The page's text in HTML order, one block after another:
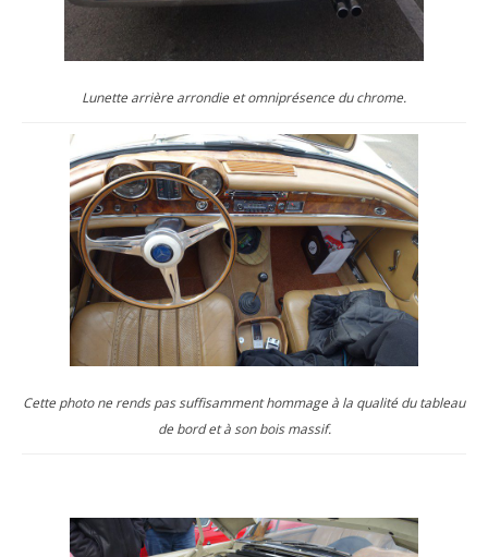
Lunette arrière arrondie et omniprésence du chrome.
Cette photo ne rends pas suffisamment hommage à la qualité du tableau
de bord et à son bois massif.